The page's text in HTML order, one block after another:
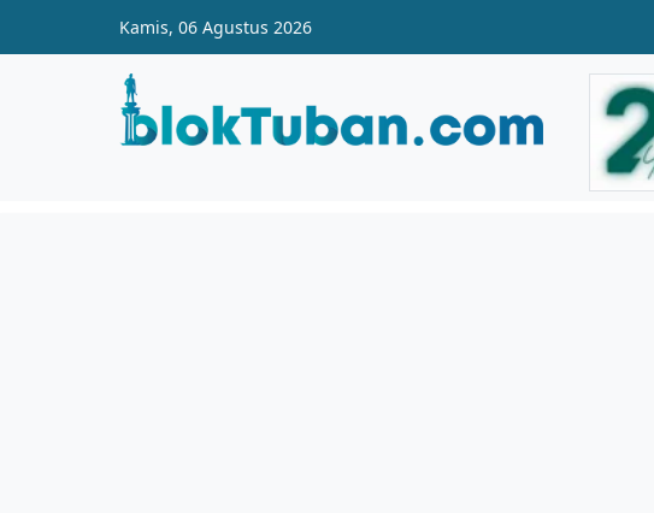
Kamis, 06 Agustus 2026